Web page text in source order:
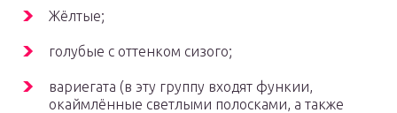
Жёлтые;
голубые с оттенком сизого;
вариегата (в эту группу входят функии,
окаймлённые светлыми полосками, а также